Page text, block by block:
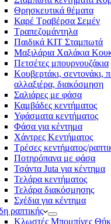
Θρησκευτικά θέματα
Καρέ Τραβέρσα Σεμέν
Τραπεζομάντηλα
Παιδικά KIT Σταμπωτά
Μαξιλάρια Χαλάκια
Πετσέτες μπουρνουζάκια
Κουβερτάκι, σεντονάκι,
αλλαξιέρα, διακόσμηση
Σαλιάρες με φάσα
Καμβάδες κεντήματος
Υφάσματα κεντήματος
Φάσα για κέντημα
Χάντρες Κεντήματος
Τρέσες κεντήματος/
Ποτηρόπανα με φάσα
Τσάντα Juta για κέντημα
Τελάρα κεντήματος
Τελάρα διακόσμησης
Σχέδια για κέντημα
ραπτικής
Κλωστές Μπομπίνες